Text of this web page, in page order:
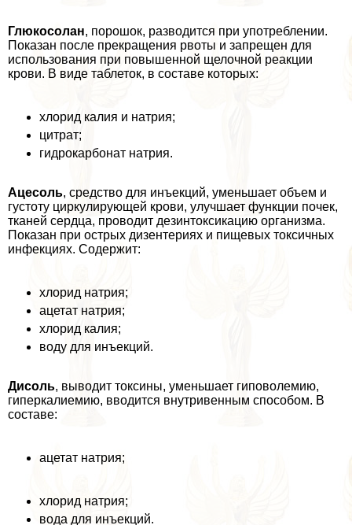
Глюкосолан, порошок, разводится при употрeблении.
Показан после прекращения рвоты и запрещен для
использования при повышенной щелочной реакции
крови. В виде таблеток, в составе которых:
хлорид калия и натрия;
цитрат;
гидрокарбонат натрия.
Ацесоль, средство для инъекций, уменьшает объем и
густоту циркулирующей крови, улучшает функции почек,
тканей сердца, проводит дезинтоксикацию организма.
Показан при острых дизентериях и пищевых токсичных
инфекциях. Содержит:
хлорид натрия;
ацетат натрия;
хлорид калия;
воду для инъекций.
Дисоль, выводит токсины, уменьшает гиповолемию,
гиперкалиемию, вводится внутривенным способом. В
составе:
ацетат натрия;
хлорид натрия;
вода для инъекций.